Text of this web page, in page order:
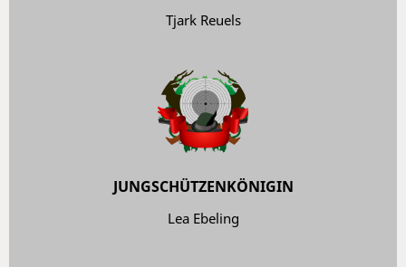
Tjark Reuels
JUNGSCHÜTZENKÖNIGIN
Lea Ebeling